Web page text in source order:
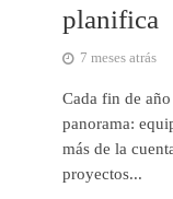
planifica
7 meses atrás
Cada fin de
panorama:
más de la
proyectos...